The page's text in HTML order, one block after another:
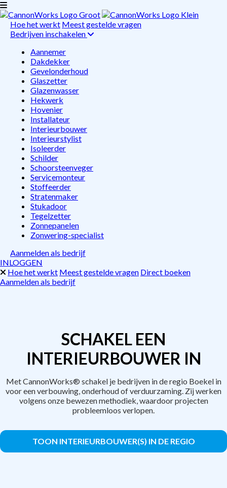
Hoe het werkt Meest gestelde vragen
Bedrijven inschakelen
Aannemer
Dakdekker
Gevelonderhoud
Glaszetter
Glazenwasser
Hekwerk
Hovenier
Installateur
Interieurbouwer
Interieurstylist
Isoleerder
Schilder
Schoorsteenveger
Servicemonteur
Stoffeerder
Stratenmaker
Stukadoor
Tegelzetter
Zonnepanelen
Zonwering-specialist
Aanmelden als bedrijf
INLOGGEN
Hoe het werkt Meest gestelde vragen Direct boeken
Aanmelden als bedrijf
SCHAKEL EEN
INTERIEURBOUWER IN
Met CannonWorks® schakel je bedrijven in de regio Boekel in
voor een verbouwing, onderhoud of verduurzaming. Zij werken
volgens onze bewezen methodiek, waardoor projecten
probleemloos verlopen.
TOON INTERIEURBOUWER(S) IN DE REGIO